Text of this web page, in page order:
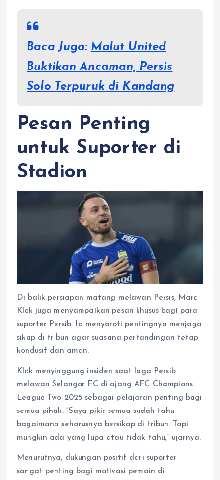
Baca Juga: Malut United
Buktikan Ancaman, Persis
Solo Terpuruk di Kandang
Pesan Penting
untuk Suporter di
Stadion
Di balik persiapan matang melawan Persis, Marc
Klok juga menyampaikan pesan khusus bagi para
suporter Persib. Ia menyoroti pentingnya menjaga
sikap di tribun agar suasana pertandingan tetap
kondusif dan aman.
Klok menyinggung insiden saat laga Persib
melawan Selangor FC di ajang AFC Champions
League Two 2025 sebagai pelajaran penting bagi
semua pihak. “Saya pikir semua sudah tahu
bagaimana seharusnya bersikap di tribun. Tapi
mungkin ada yang lupa atau tidak tahu,” ujarnya.
Menurutnya, dukungan positif dari suporter
sangat penting bagi motivasi pemain di